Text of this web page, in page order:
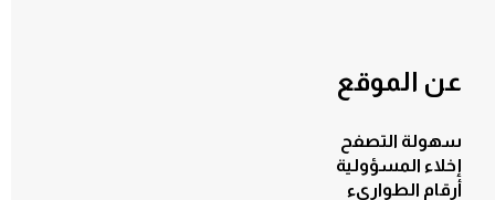
عن الموقع
سهولة التصفح
إخلاء المسؤولية
أرقام الطوارىء